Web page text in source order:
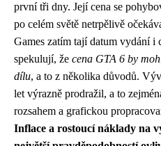
první tři dny. Její cena se
po celém světě netrpělivě
Games zatím tají datum vydání i
spekulují, že cena GTA 6 by
dílu, a to z několika důvodů.
let výrazně prodražil, a to
rozsahem a grafickou
Inflace a rostoucí náklady na